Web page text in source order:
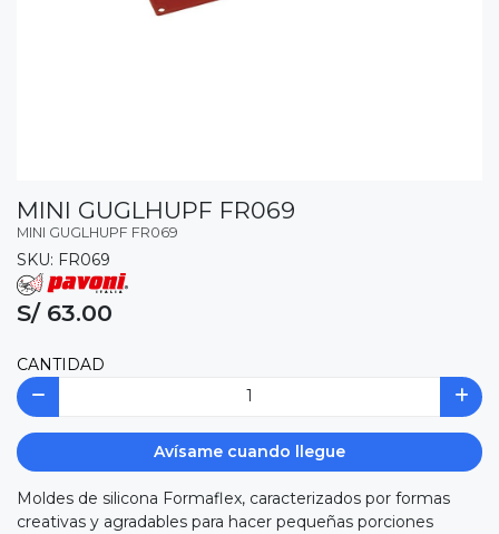
MINI GUGLHUPF FR069
MINI GUGLHUPF FR069
SKU: FR069
S/ 63.00
CANTIDAD
Avísame cuando llegue
Moldes de silicona Formaflex, caracterizados por formas
creativas y agradables para hacer pequeñas porciones